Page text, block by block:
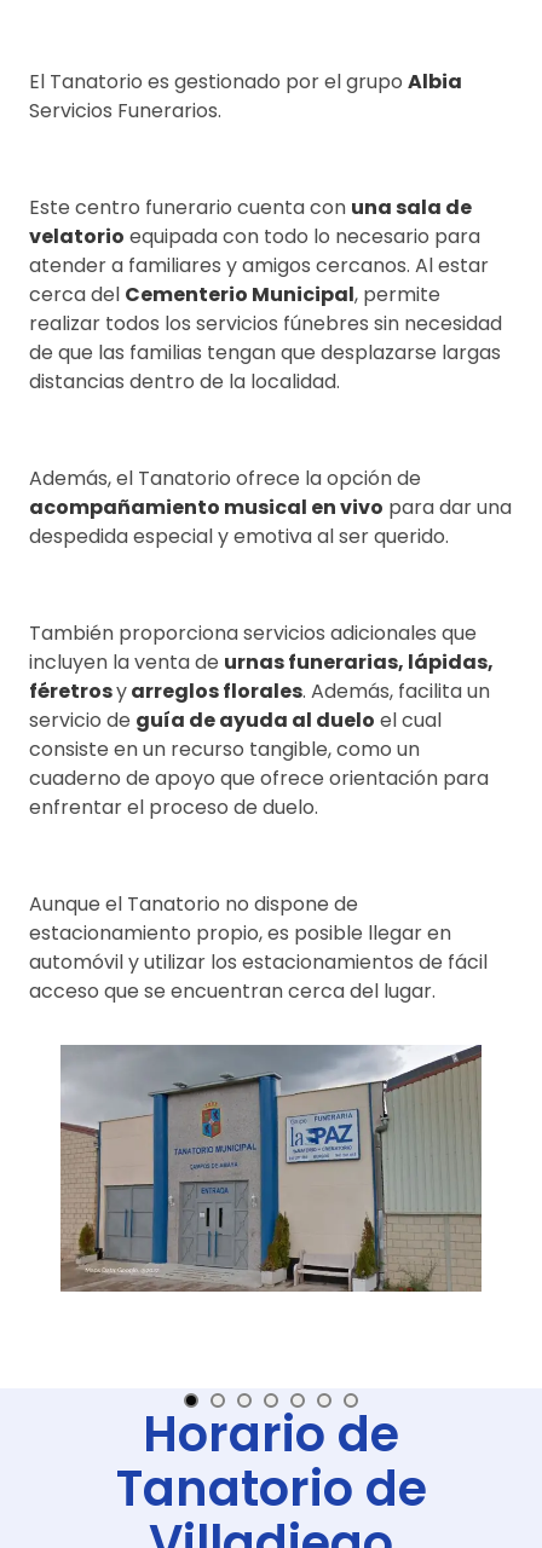
El Tanatorio es gestionado por el grupo Albia
Servicios Funerarios.
Este centro funerario cuenta con una sala de
velatorio equipada con todo lo necesario para
atender a familiares y amigos cercanos. Al estar
cerca del Cementerio Municipal, permite
realizar todos los servicios fúnebres sin necesidad
de que las familias tengan que desplazarse largas
distancias dentro de la localidad.
Además, el Tanatorio ofrece la opción de
acompañamiento musical en vivo para dar una
despedida especial y emotiva al ser querido.
También proporciona servicios adicionales que
incluyen la venta de urnas funerarias, lápidas,
féretrosyarreglos florales. Además, facilita un
servicio de guía de ayuda al duelo el cual
consiste en un recurso tangible, como un
cuaderno de apoyo que ofrece orientación para
enfrentar el proceso de duelo.
Aunque el Tanatorio no dispone de
estacionamiento propio, es posible llegar en
automóvil y utilizar los estacionamientos de fácil
acceso que se encuentran cerca del lugar.
Horario de
Tanatorio de